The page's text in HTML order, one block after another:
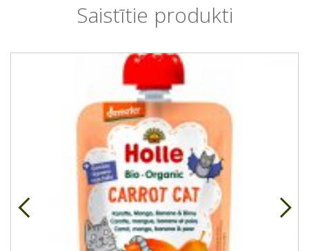
Saistītie produkti